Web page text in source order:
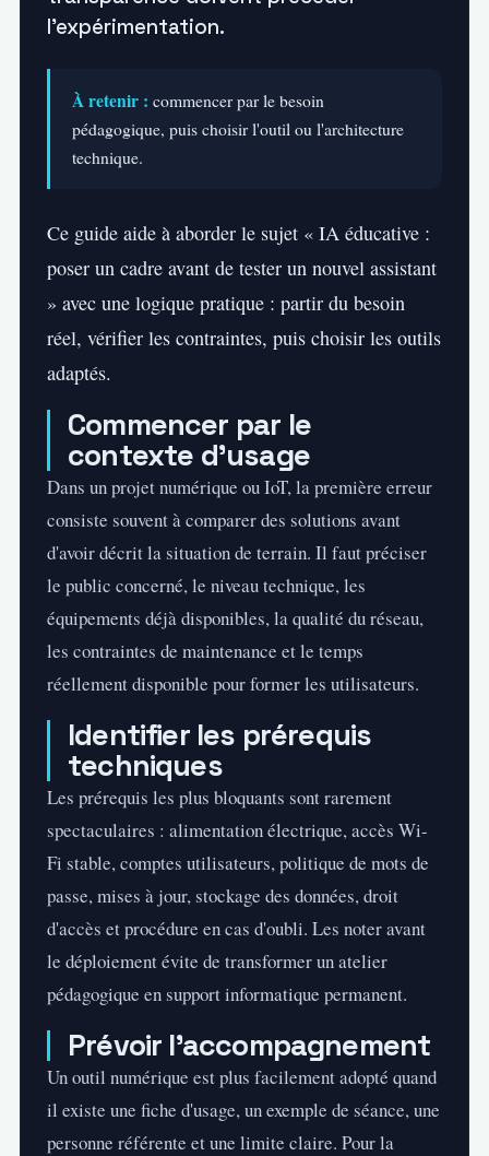
l’expérimentation.
À retenir : commencer par le besoin
pédagogique, puis choisir l'outil ou l'architecture
technique.
Ce guide aide à aborder le sujet « IA éducative :
poser un cadre avant de tester un nouvel assistant
» avec une logique pratique : partir du besoin
réel, vérifier les contraintes, puis choisir les outils
adaptés.
Commencer par le
contexte d’usage
Dans un projet numérique ou IoT, la première erreur
consiste souvent à comparer des solutions avant
d'avoir décrit la situation de terrain. Il faut préciser
le public concerné, le niveau technique, les
équipements déjà disponibles, la qualité du réseau,
les contraintes de maintenance et le temps
réellement disponible pour former les utilisateurs.
Identifier les prérequis
techniques
Les prérequis les plus bloquants sont rarement
spectaculaires : alimentation électrique, accès Wi-
Fi stable, comptes utilisateurs, politique de mots de
passe, mises à jour, stockage des données, droit
d'accès et procédure en cas d'oubli. Les noter avant
le déploiement évite de transformer un atelier
pédagogique en support informatique permanent.
Prévoir l'accompagnement
Un outil numérique est plus facilement adopté quand
il existe une fiche d'usage, un exemple de séance, une
personne référente et une limite claire. Pour la